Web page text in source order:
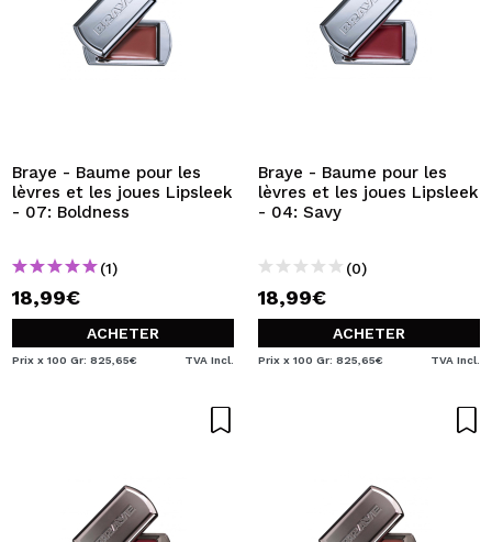
Braye - Baume pour les
lèvres et les joues Lipsleek
- 07: Boldness
(1)
18,99€
ACHETER
Prix x 100 Gr: 825,65€ TVA Incl.
Braye - Baume pour les
lèvres et les joues Lipsleek
- 04: Savy
(0)
18,99€
ACHETER
Prix x 100 Gr: 825,65€ TVA Incl.